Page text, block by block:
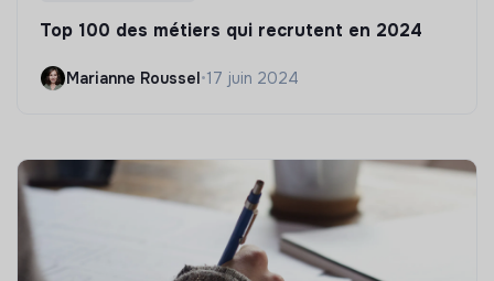
Top 100 des métiers qui recrutent en 2024
Marianne Roussel•17 juin 2024